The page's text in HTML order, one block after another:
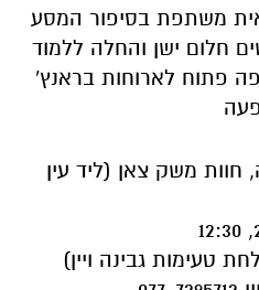
משק צאן (ליד עין
- כשטבע ומסורת
יד